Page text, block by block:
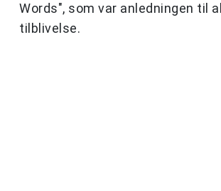
Words", som var anledningen til
tilblivelse.